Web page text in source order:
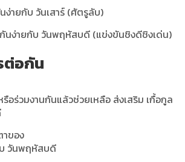
ายกับ วันเสาร์ (ศัตรูลับ)
นง่ายกับ วันพฤหัสบดี (แข่งขันชิงดีชิงเด่น)
ต่อกัน
อร่วมงานกันแล้วช่วยเหลือ ส่งเสริม เกื้อกูล
าของ
วันพฤหัสบดี